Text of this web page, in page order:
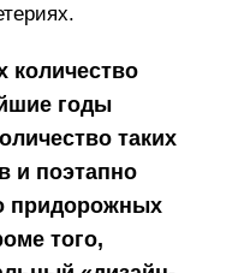
количество
годы
таких
и поэтапно
придорожных
того,